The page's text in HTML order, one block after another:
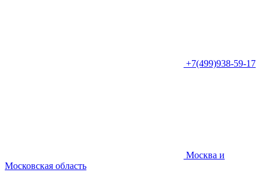
+7(499)938-59-17
Москва и
Московская область